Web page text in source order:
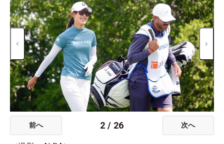
前へ 2 / 26 次へ